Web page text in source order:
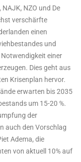
NZO und De
verschärfte
einen
und
einer
Dies geht aus
Krisenplan hervor.
erwarten bis 2035
um 15-20 %.
der
auch den Vorschlag
Adema, die
von aktuell 10% auf